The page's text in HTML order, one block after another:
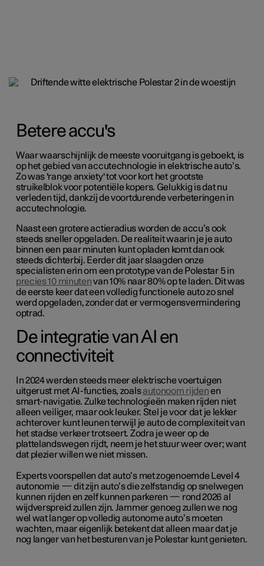
Betere accu's
Waar waarschijnlijk de meeste vooruitgang is geboekt, is
op het gebied van accutechnologie in elektrische auto’s.
Zo was 'range anxiety' tot voor kort het grootste
struikelblok voor potentiële kopers. Gelukkig is dat nu
verleden tijd, dankzij de voortdurende verbeteringen in
accutechnologie.
Naast een grotere actieradius worden de accu’s ook
steeds sneller opgeladen. De realiteit waarin je je auto
binnen een paar minuten kunt opladen komt dan ook
steeds dichterbij. Eerder dit jaar slaagden onze
specialisten erin om een prototype van de Polestar 5 in
precies 10 minutenvan 10% naar 80% op te laden. Dit was
de eerste keer dat een volledig functionele auto zo snel
werd opgeladen, zonder dat er vermogensvermindering
optrad.
De integratie van AI en
connectiviteit
In 2024 werden steeds meer elektrische voertuigen
uitgerust met AI-functies, zoalsautonoom rijdenen
smart-navigatie. Zulke technologieën maken rijden niet
alleen veiliger, maar ook leuker. Stel je voor dat je lekker
achterover kunt leunen terwijl je auto de complexiteit van
het stadse verkeer trotseert. Zodra je weer op de
plattelandswegen rijdt, neem je het stuur weer over; want
dat plezier willen we niet missen.
Experts voorspellen dat auto’s met zogenoemde Level 4
autonomie — dit zijn auto’s die zelfstandig op snelwegen
kunnen rijden en zelf kunnen parkeren — rond 2026 al
wijdverspreid zullen zijn. Jammer genoeg zullen we nog
wel wat langer op volledig autonome auto’s moeten
wachten, maar eigenlijk betekent dat alleen maar dat je
nog langer van het besturen van je Polestar kunt genieten.